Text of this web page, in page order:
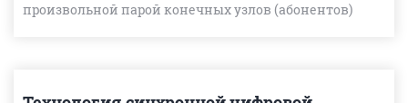
произвольной парой конечных узлов (абонентов)